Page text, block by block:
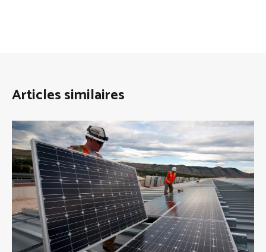
Articles similaires